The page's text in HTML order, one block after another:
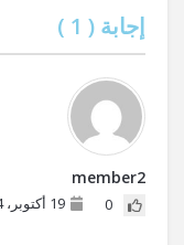
إجابة ( 1
)
member2
0 19 أكتوبر، 2014 في 5:44 م